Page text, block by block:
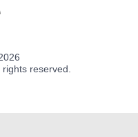
rights reserved.